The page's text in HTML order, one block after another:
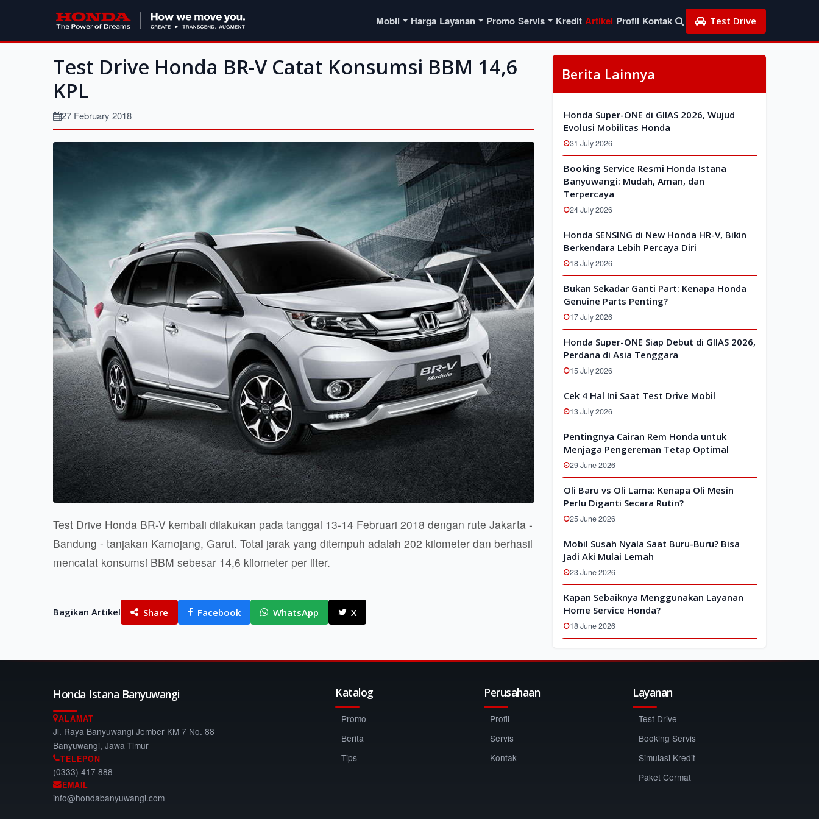
Mobil Harga Layanan Promo Servis Kredit Artikel Profil Kontak Test Drive
Test Drive Honda BR-V Catat Konsumsi BBM 14,6
KPL
27 February 2018
Test Drive Honda BR-V kembali dilakukan pada tanggal 13-14 Februari 2018 dengan rute Jakarta -
Bandung - tanjakan Kamojang, Garut. Total jarak yang ditempuh adalah 202 kilometer dan berhasil
mencatat konsumsi BBM sebesar 14,6 kilometer per liter.
Bagikan Artikel Share Facebook WhatsApp X
Berita Lainnya
Honda Super-ONE di GIIAS 2026, Wujud
Evolusi Mobilitas Honda
31 July 2026
Booking Service Resmi Honda Istana
Banyuwangi: Mudah, Aman, dan
Terpercaya
24 July 2026
Honda SENSING di New Honda HR-V, Bikin
Berkendara Lebih Percaya Diri
18 July 2026
Bukan Sekadar Ganti Part: Kenapa Honda
Genuine Parts Penting?
17 July 2026
Honda Super-ONE Siap Debut di GIIAS 2026,
Perdana di Asia Tenggara
15 July 2026
Cek 4 Hal Ini Saat Test Drive Mobil
13 July 2026
Pentingnya Cairan Rem Honda untuk
Menjaga Pengereman Tetap Optimal
29 June 2026
Oli Baru vs Oli Lama: Kenapa Oli Mesin
Perlu Diganti Secara Rutin?
25 June 2026
Mobil Susah Nyala Saat Buru-Buru? Bisa
Jadi Aki Mulai Lemah
23 June 2026
Kapan Sebaiknya Menggunakan Layanan
Home Service Honda?
18 June 2026
Honda Istana Banyuwangi
ALAMAT
Jl. Raya Banyuwangi Jember KM 7 No. 88
Banyuwangi, Jawa Timur
TELEPON
(0333) 417 888
EMAIL
info@hondabanyuwangi.com
Katalog
Promo
Berita
Tips
Perusahaan
Profil
Servis
Kontak
Layanan
Test Drive
Booking Servis
Simulasi Kredit
Paket Cermat